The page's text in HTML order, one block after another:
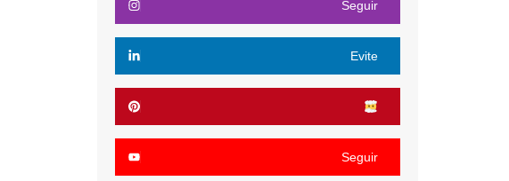
Seguir
Evite
Seguir